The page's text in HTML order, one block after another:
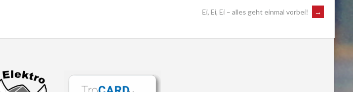
Ei, Ei, Ei – alles geht einmal vorbei! →